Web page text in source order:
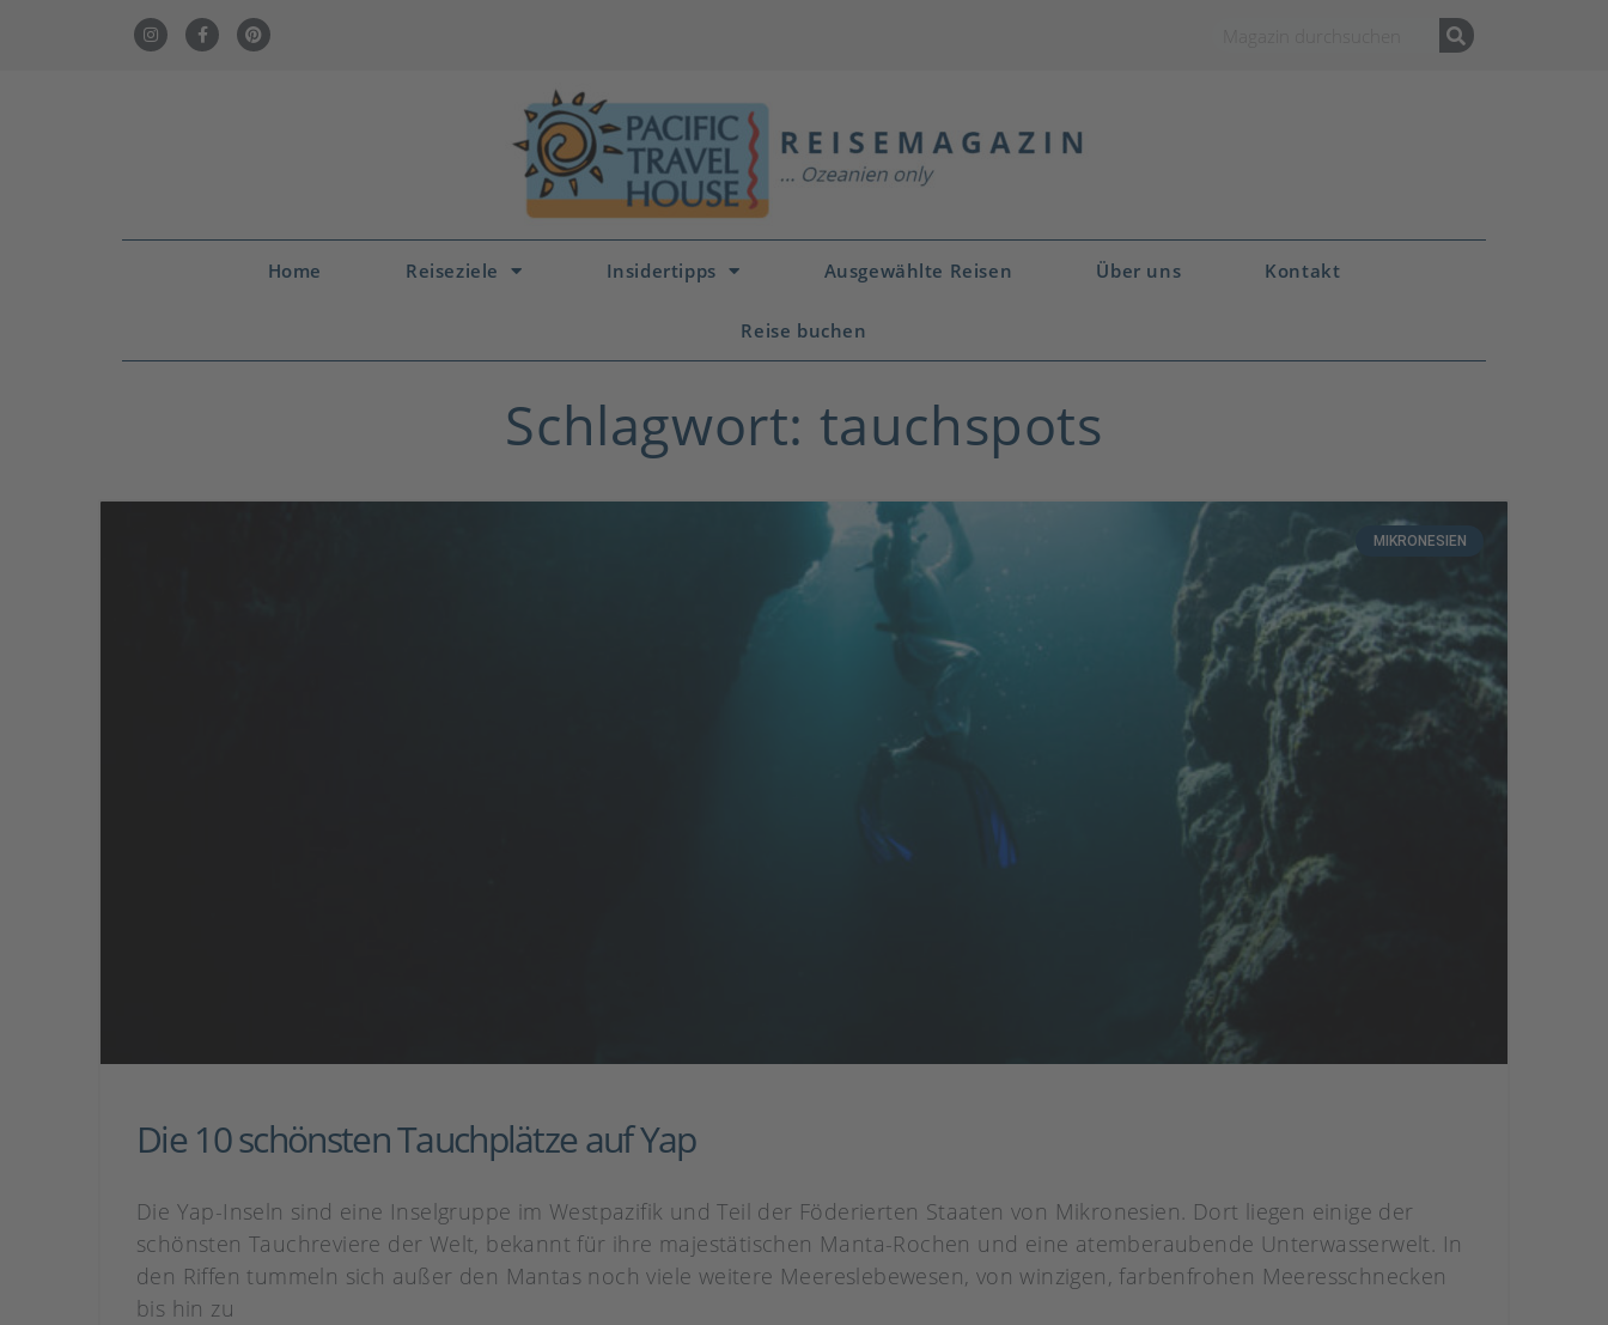
Home Reiseziele Insidertipps Ausgewählte Reisen Über uns Kontakt
Reise buchen
Schlagwort: tauchspots
MIKRONESIEN
Die 10 schönsten Tauchplätze auf Yap
Die Yap-Inseln sind eine Inselgruppe im Westpazifik und Teil der Föderierten Staaten von Mikronesien. Dort liegen einige der
schönsten Tauchreviere der Welt, bekannt für ihre majestätischen Manta-Rochen und eine atemberaubende Unterwasserwelt. In
den Riffen tummeln sich außer den Mantas noch viele weitere Meereslebewesen, von winzigen, farbenfrohen Meeresschnecken
bis hin zu